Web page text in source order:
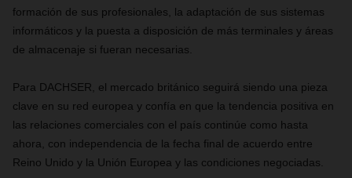
formación de sus profesionales, la adaptación de sus sistemas
informáticos y la puesta a disposición de más terminales y áreas
de almacenaje si fueran necesarias.
Para DACHSER, el mercado británico seguirá siendo una pieza
clave en su red europea y confía en que la tendencia positiva en
las relaciones comerciales con el país continúe como hasta
ahora, con independencia de la fecha final de acuerdo entre
Reino Unido y la Unión Europea y las condiciones negociadas.